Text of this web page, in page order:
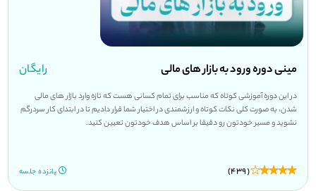
مینی دوره ورود به بازار های مالی رایگان
در این دوره آموزشی کوتاه که مناسب برای تمام کسانی هست که تازه وارد بازار های مالی
شدن، به صورت کلی نکات کوتاه و ارزشمندی در اختیار شما قرار دادیم تا در ابتدای کار سردرگم
نشوید و مسیر خودتون رو دقیقا بر اساس هدف خودتون تعیین کنید.
(439) پانزده جلسه